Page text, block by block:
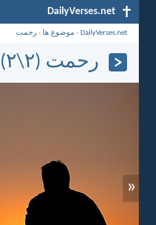
DailyVerses.net
DailyVerses.net
› موضوع ها ›رحمت
رحمت (۲\۲)
«